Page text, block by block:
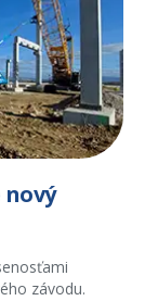
nový
závodu.